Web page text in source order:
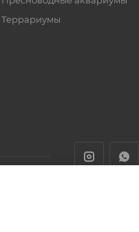
Террариумы
товаров по Алматы